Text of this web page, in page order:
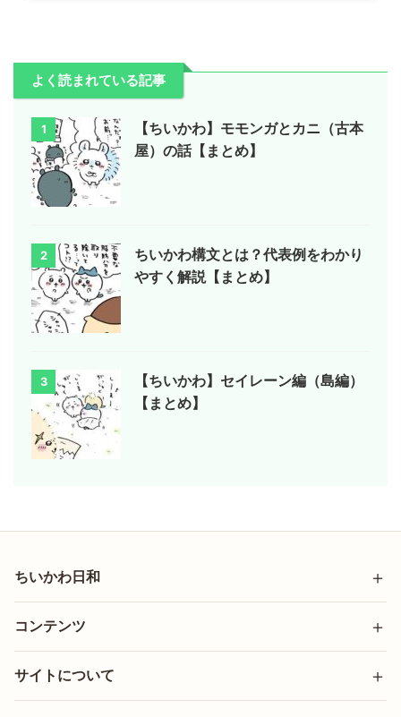
よく読まれている記事
1
【ちいかわ】モモンガとカニ（古本
屋）の話【まとめ】
2
ちいかわ構文とは？代表例をわかり
やすく解説【まとめ】
3
【ちいかわ】セイレーン編（島編）
【まとめ】
ちいかわ日和
コンテンツ
サイトについて